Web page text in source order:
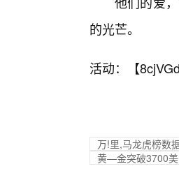
的光芒。
活动：【
万!里,马龙虎榜数
黄—金突破3700